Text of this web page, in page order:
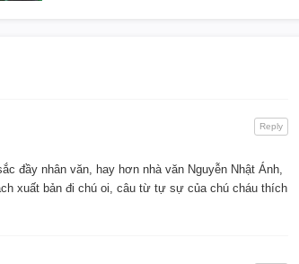
đầy nhân văn, hay hơn nhà văn Nguyễn Nhật Ánh,
xuất bản đi chú oi, câu từ tự sự của chú cháu thích
Reply